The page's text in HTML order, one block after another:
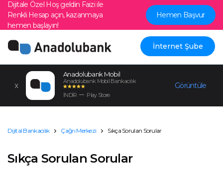
Dijitale Özel Hoş geldin Faizi ile
Renkli Hesap açın, kazanmaya
hemen başlayın!
Hemen Başvur
Anadolubank Mobil
Anadolubank Mobil Bankacılık
İNDİR
Play Store
Görüntüle
İnternet Şube
Dijital Bankacılık Çağrı Merkezi Sıkça Sorulan Sorular
Sıkça Sorulan Sorular